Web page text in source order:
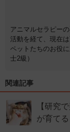
アニマルセラピー
活動を経て、現在
ペットたちのお役
士2級）
関連記事
【研究
が育て